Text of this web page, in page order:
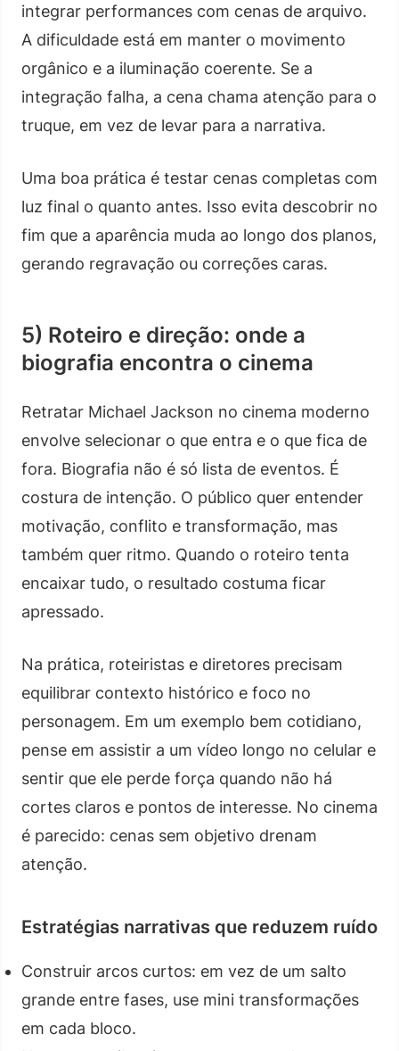
integrar performances com cenas de arquivo.
A dificuldade está em manter o movimento
orgânico e a iluminação coerente. Se a
integração falha, a cena chama atenção para o
truque, em vez de levar para a narrativa.
Uma boa prática é testar cenas completas com
luz final o quanto antes. Isso evita descobrir no
fim que a aparência muda ao longo dos planos,
gerando regravação ou correções caras.
5) Roteiro e direção: onde a
biografia encontra o cinema
Retratar Michael Jackson no cinema moderno
envolve selecionar o que entra e o que fica de
fora. Biografia não é só lista de eventos. É
costura de intenção. O público quer entender
motivação, conflito e transformação, mas
também quer ritmo. Quando o roteiro tenta
encaixar tudo, o resultado costuma ficar
apressado.
Na prática, roteiristas e diretores precisam
equilibrar contexto histórico e foco no
personagem. Em um exemplo bem cotidiano,
pense em assistir a um vídeo longo no celular e
sentir que ele perde força quando não há
cortes claros e pontos de interesse. No cinema
é parecido: cenas sem objetivo drenam
atenção.
Estratégias narrativas que reduzem ruído
Construir arcos curtos: em vez de um salto
grande entre fases, use mini transformações
em cada bloco.